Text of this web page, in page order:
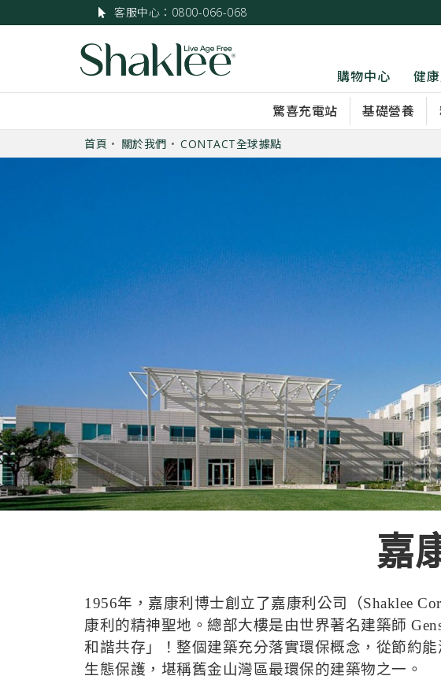
客服中心：0800-066-068
購物中心 健
驚喜充電站
基礎營養
首頁 關於我們 CONTACT全球據點
嘉
1956年，嘉康利博士創立了嘉康利公司（Shaklee
康利的精神聖地。總部大樓是由世界著名建築師
和諧共存」！整個建築充分落實環保概念，從節約
生態保護，堪稱舊金山灣區最環保的建築物之一。